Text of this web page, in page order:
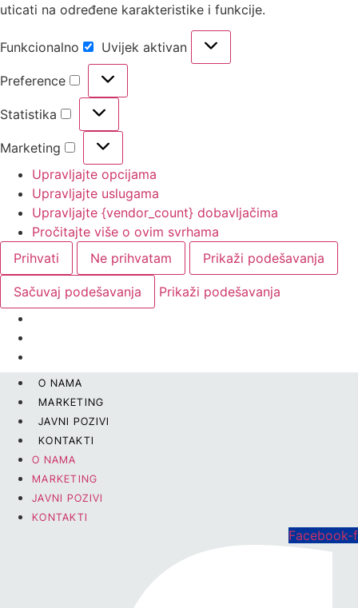
uticati na određene karakteristike i funkcije.
Funkcionalno Funkcionalno
Uvijek aktivan
Preference
Preference
Statistika
Statistika
Marketing
Marketing
Upravljajte opcijama
Upravljajte uslugama
Upravljajte {vendor_count} dobavljačima
Pročitajte više o ovim svrhama
Prihvati
Ne prihvatam Prikaži podešavanja
Sačuvaj podešavanja Prikaži podešavanja
Skip
content
O NAMA
MARKETING
JAVNI POZIVI
KONTAKTI
O NAMA
MARKETING
JAVNI POZIVI
KONTAKTI
Facebook-f